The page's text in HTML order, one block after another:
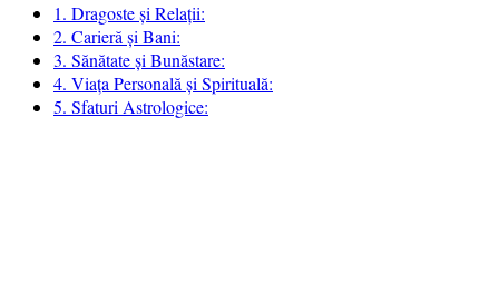
1. Dragoste și Relații:
2. Carieră și Bani:
3. Sănătate și Bunăstare:
4. Viața Personală și Spirituală:
5. Sfaturi Astrologice: